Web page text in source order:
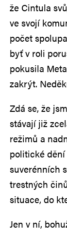
že Cintula
ve svojí
počet
byť v roli
pokusila
zakrýt.
Zdá se, že
stávají již
režimů a
politické
suverénních
trestných
situace, do
Jen v ní,